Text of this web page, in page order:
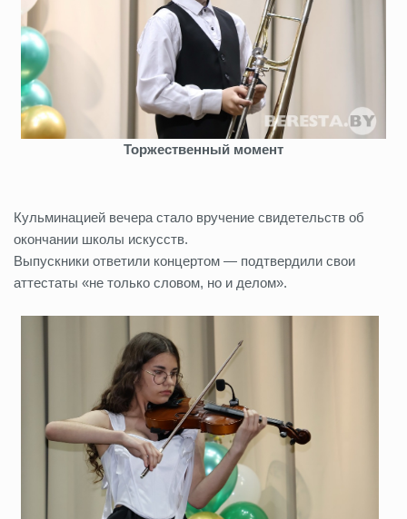
Торжественный момент
Кульминацией вечера стало вручение свидетельств об
окончании школы искусств.
Выпускники ответили концертом — подтвердили свои
аттестаты «не только словом, но и делом».